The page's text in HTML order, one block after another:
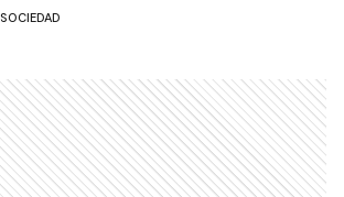
SOCIEDAD